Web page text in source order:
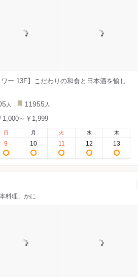
ー 13F】こだわりの和食と日本酒を愉し
人 11955 人
1,000～￥1,999
日
9
月
10
火
11
水
12
木
13
料理、かに